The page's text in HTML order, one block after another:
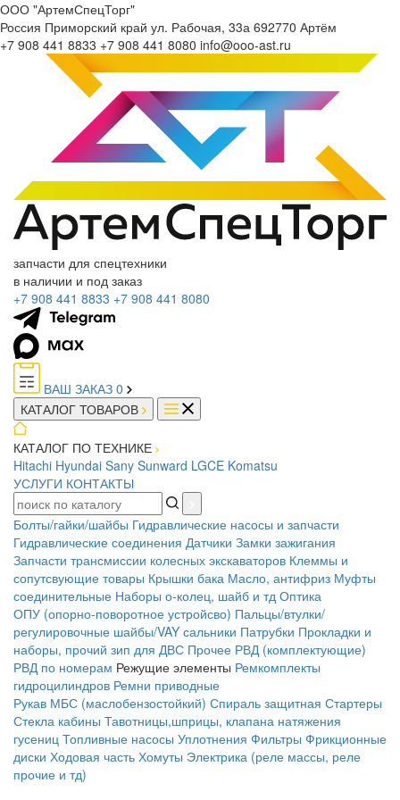
ООО "АртемСпецТорг"
Россия Приморский край ул. Рабочая, 33а 692770 Артём
+7 908 441 8833 +7 908 441 8080 info@ooo-ast.ru
запчасти для спецтехники
в наличии и под заказ
+7 908 441 8833 +7 908 441 8080
ВАШ ЗАКАЗ 0
КАТАЛОГ ТОВАРОВ
КАТАЛОГ ПО ТЕХНИКЕ
Hitachi Hyundai Sany Sunward LGCE Komatsu
УСЛУГИ КОНТАКТЫ
Болты/гайки/шайбы Гидравлические насосы и запчасти
Гидравлические соединения Датчики Замки зажигания
Запчасти трансмиссии колесных экскаваторов Клеммы и
сопутсвующие товары Крышки бака Масло, антифриз Муфты
соединительные Наборы о-колец, шайб и тд Оптика
ОПУ (опорно-поворотное устройсво) Пальцы/втулки/
регулировочные шайбы/VAY сальники Патрубки Прокладки и
наборы, прочий зип для ДВС Прочее РВД (комплектующие)
РВД по номерам Режущие элементы Ремкомплекты
гидроцилиндров Ремни приводные
Рукав МБС (маслобензостойкий) Спираль защитная Стартеры
Стекла кабины Тавотницы,шприцы, клапана натяжения
гусениц Топливные насосы Уплотнения Фильтры Фрикционные
диски Ходовая часть Хомуты Электрика (реле массы, реле
прочие и тд)